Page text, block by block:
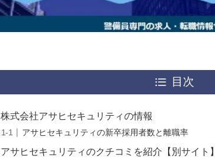
目次
株式会社アサヒセキュリティの情報
アサヒセキュリティの新卒採用者数と離職率
アサヒセキュリティのクチコミを紹介【別サイト】